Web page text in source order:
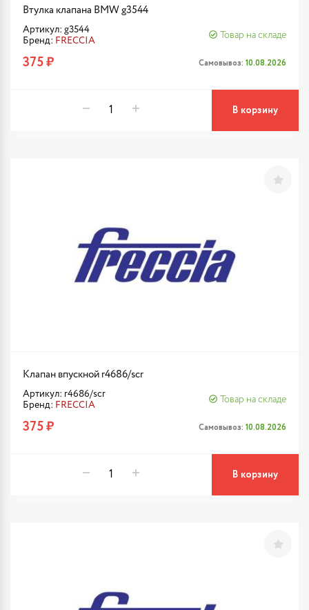
Втулка клапана BMW g3544
Артикул: g3544
Бренд: FRECCIA
Товар на складе
375 ₽ Самовывоз: 10.08.2026
В корзину
Клапан впускной r4686/scr
Артикул: r4686/scr
Бренд: FRECCIA
Товар на складе
375 ₽ Самовывоз: 10.08.2026
В корзину